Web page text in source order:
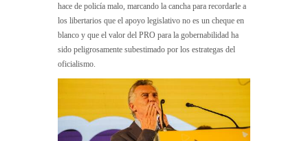
hace de policía malo, marcando la cancha para recordarle a
los libertarios que el apoyo legislativo no es un cheque en
blanco y que el valor del PRO para la gobernabilidad ha
sido peligrosamente subestimado por los estrategas del
oficialismo.